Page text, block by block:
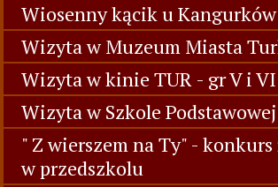
Wiosenny kącik u Kangurków
Wizyta w Muzeum Miasta
Wizyta w kinie TUR - gr V i VI
Wizyta w Szkole
" Z wierszem na Ty" -
w przedszkolu